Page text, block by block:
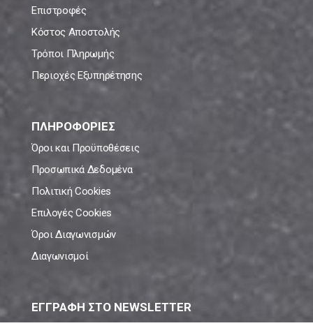
Επιστροφές
Κόστος Αποστολής
Τρόποι Πληρωμής
Περιοχές Εξυπηρέτησης
ΠΛΗΡΟΦΟΡΙΕΣ
Όροι και Προϋποθέσεις
Προσωπικά Δεδομένα
Πολιτική Cookies
Επιλογές Cookies
Όροι Διαγωνισμών
Διαγωνισμοί
ΕΓΓΡΑΦΗ ΣΤΟ NEWSLETTER